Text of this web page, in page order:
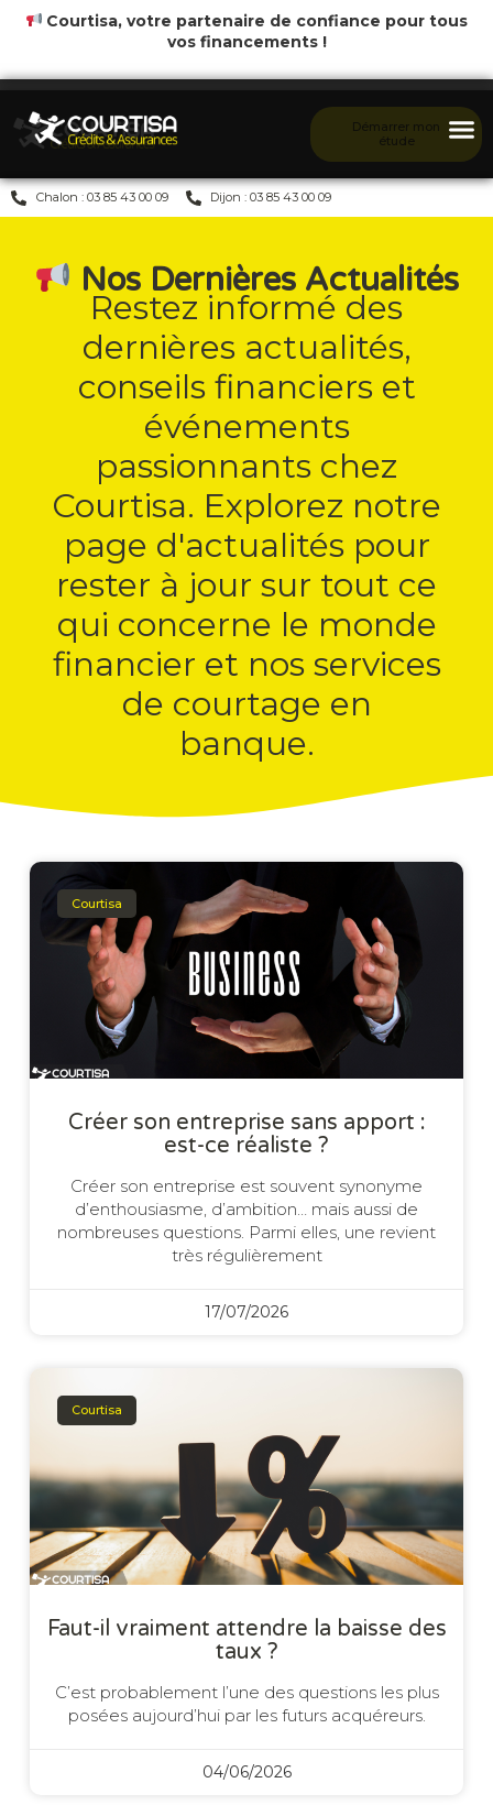
Courtisa, votre partenaire de confiance pour tous
vos financements !
Démarrer mon
étude
Chalon : 03 85 43 00 09 Dijon : 03 85 43 00 09
Nos Dernières Actualités
Restez informé des
dernières actualités,
conseils financiers et
événements
passionnants chez
Courtisa. Explorez notre
page d'actualités pour
rester à jour sur tout ce
qui concerne le monde
financier et nos services
de courtage en
banque.
Courtisa
Créer son entreprise sans apport :
est-ce réaliste ?
Créer son entreprise est souvent synonyme
d’enthousiasme, d’ambition… mais aussi de
nombreuses questions. Parmi elles, une revient
très régulièrement
17/07/2026
Courtisa
Faut-il vraiment attendre la baisse des
taux ?
C’est probablement l’une des questions les plus
posées aujourd’hui par les futurs acquéreurs.
04/06/2026